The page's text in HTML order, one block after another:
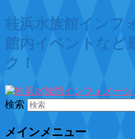
桂浜水族館インフ
館内イベントなど
ク！
検索
メインメニュー